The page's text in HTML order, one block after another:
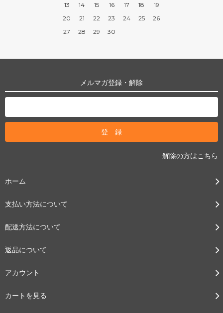
13
14 15 16 17 18
19
20
21 22 23 24 25
26
27
28 29 30
メルマガ登録・解除
解除の方はこちら
ホーム
支払い方法について
配送方法について
返品について
アカウント
カートを見る